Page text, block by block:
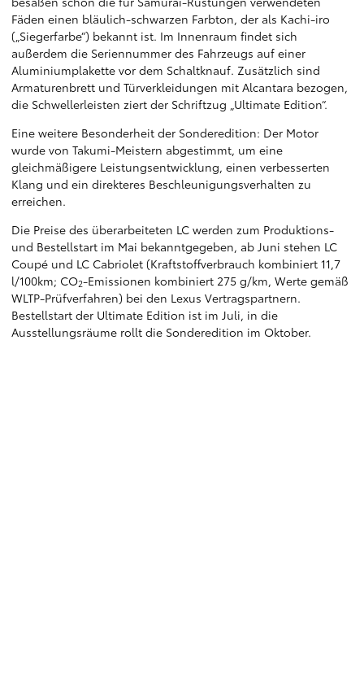
Fäden einen bläulich-schwarzen Farbton, der als Kachi-iro
(„Siegerfarbe“) bekannt ist. Im Innenraum findet sich
außerdem die Seriennummer des Fahrzeugs auf einer
Aluminiumplakette vor dem Schaltknauf. Zusätzlich sind
Armaturenbrett und Türverkleidungen mit Alcantara bezogen,
die Schwellerleisten ziert der Schriftzug „Ultimate Edition“.
Eine weitere Besonderheit der Sonderedition: Der Motor
wurde von Takumi-Meistern abgestimmt, um eine
gleichmäßigere Leistungsentwicklung, einen verbesserten
Klang und ein direkteres Beschleunigungsverhalten zu
erreichen.
Die Preise des überarbeiteten LC werden zum Produktions-
und Bestellstart im Mai bekanntgegeben, ab Juni stehen LC
Coupé und LC Cabriolet (Kraftstoffverbrauch kombiniert 11,7
l/100km; CO2-Emissionen kombiniert 275 g/km, Werte gemäß
WLTP-Prüfverfahren) bei den Lexus Vertragspartnern.
Bestellstart der Ultimate Edition ist im Juli, in die
Ausstellungsräume rollt die Sonderedition im Oktober.